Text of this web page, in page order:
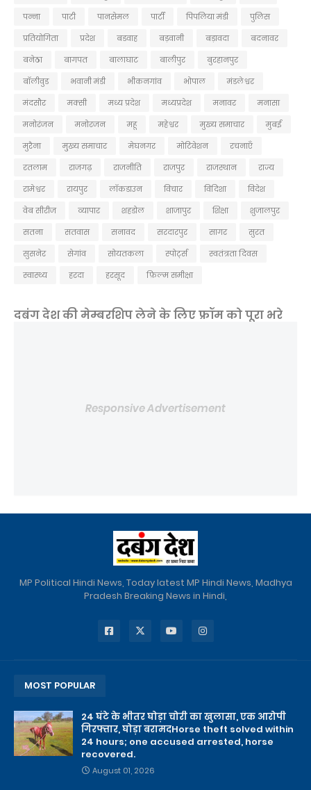
पन्ना
पाटी पानसेमल पार्टी पिपलिया मंडी
पुलिस
प्रतियोगिता
प्रदेश बडवाह बड़वानी बड़ावदा
बदनावर
बनेठा
बागपत बालाघाट बालीपुर
बुरहानपुर
बॉलीवुड
भवानी मंडी भीकनगांव भोपाल
मंडलेश्वर
मंदसौर
मक्सी मध्य प्रदेश मध्यप्रदेश मनावर
मनासा
मनोरंजन
मनोरजन महू महेश्वर मुख्य समाचार
मुबई
मुरैना
मु्ख्य समाचार मेघनगर मोटिवेशन
रचनाएँ
रतलाम
राजगढ़ राजनीति राजपुर राजस्थान
राज्य
रामेश्वर
रायपुर लॉकडाउन विचार विदिशा
विदेश
वेब सीरीज
व्यापार शहडोल शाजापुर शिक्षा
शुजालपुर
सतना
सतवास सनावद सरदारपुर सागर
सुरत
सुसनेर
सेगांव सोयतकला स्पोर्ट्स
स्वतंत्रता दिवस
स्वास्थ्य
हरदा हरसूद फ़िल्म समीक्षा
दबंग देश की मेम्बरशिप लेने के लिए फ्रॉम को पूरा भरे
Responsive Advertisement
MP Political Hindi News, Today latest MP Hindi News, Madhya
Pradesh Breaking News in Hindi,
MOST POPULAR
24 घंटे के भीतर घोड़ा चोरी का खुलासा, एक आरोपी
गिरफ्तार, घोड़ा बरामदHorse theft solved within
24 hours; one accused arrested, horse
recovered.
August 01, 2026